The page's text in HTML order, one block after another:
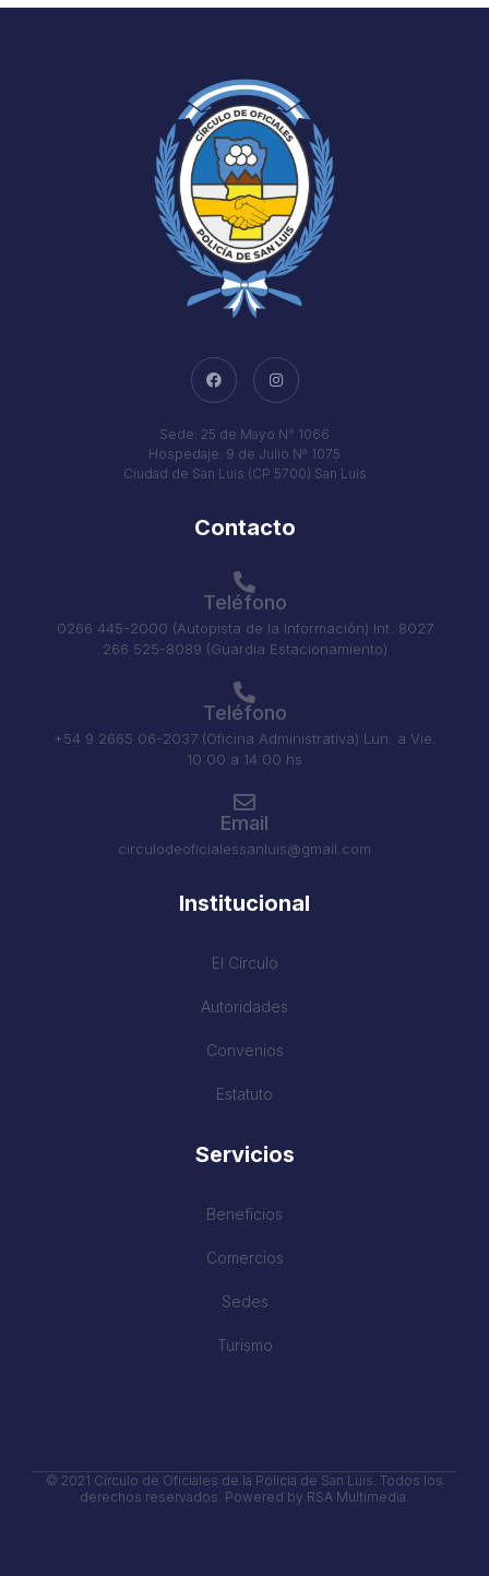
Sede: 25 de Mayo N° 1066
Hospedaje: 9 de Julio Nª 1075
Ciudad de San Luis (CP 5700) San Luis
Contacto
Teléfono
0266 445-2000 (Autopista de la Información) Int. 8027
266 525-8089 (Guardia Estacionamiento)
Teléfono
+54 9 2665 06-2037 (Oficina Administrativa) Lun. a Vie.
10:00 a 14:00 hs
Email
circulodeoficialessanluis@gmail.com
Institucional
El Círculo
Autoridades
Convenios
Estatuto
Servicios
Beneficios
Comercios
Sedes
Turismo
© 2021 Círculo de Oficiales de la Policia de San Luis. Todos los
derechos reservados. Powered by RSA Multimedia.